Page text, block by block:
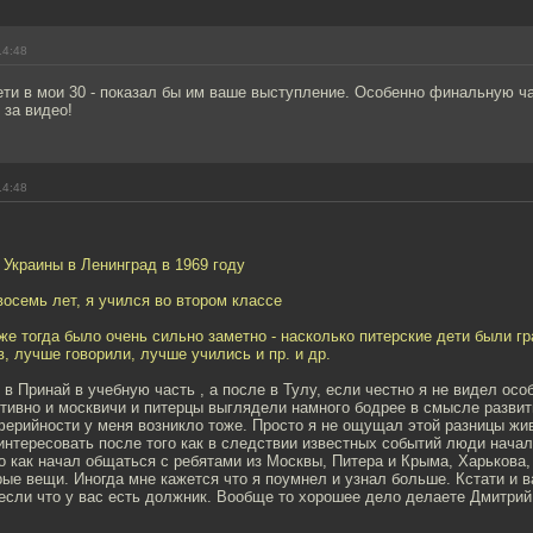
в мои 30 - показал бы им ваше выступление. Особенно финальную
видео!
в Ленинград в 1969 году
лет, я учился во втором классе
тогда было очень сильно заметно - насколько питерские дети были
лучше говорили, лучше учились и пр. и др.
в Принай в учебную часть , а после в Тулу, если честно я не видел
и москвичи и питерцы выглядели намного бодрее в смысле
у меня возникло тоже. Просто я не ощущал этой разницы
после того как в следствии известных событий люди
как начал общаться с ребятами из Москвы, Питера и Крыма,
вещи. Иногда мне кажется что я поумнел и узнал больше. Кстати и
что у вас есть должник. Вообще то хорошее дело делаете